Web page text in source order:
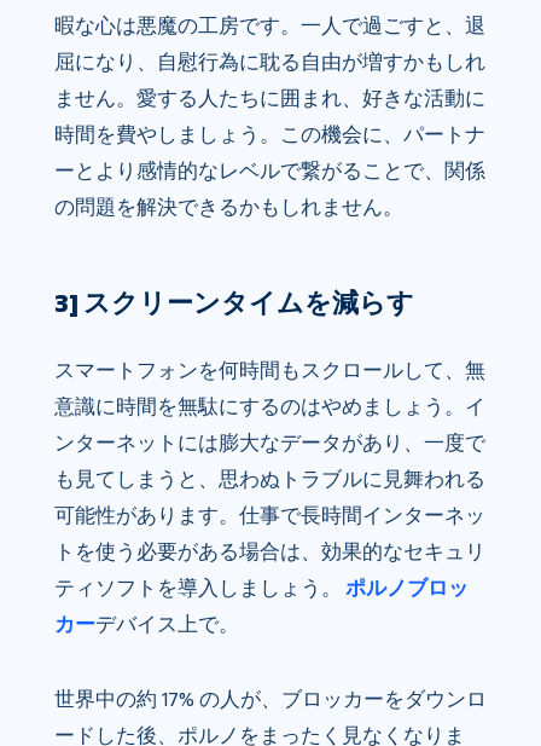
暇な心は悪魔の工房です。一人で過ごすと、退
屈になり、自慰行為に耽る自由が増すかもしれ
ません。愛する人たちに囲まれ、好きな活動に
時間を費やしましょう。この機会に、パートナ
ーとより感情的なレベルで繋がることで、関係
の問題を解決できるかもしれません。
3] スクリーンタイムを減らす
スマートフォンを何時間もスクロールして、無
意識に時間を無駄にするのはやめましょう。イ
ンターネットには膨大なデータがあり、一度で
も見てしまうと、思わぬトラブルに見舞われる
可能性があります。仕事で長時間インターネッ
トを使う必要がある場合は、効果的なセキュリ
ティソフトを導入しましょう。
ポルノブロッ
カーデバイス上で。
世界中の約 17% の人が、ブロッカーをダウンロ
ードした後、ポルノをまったく見なくなりま